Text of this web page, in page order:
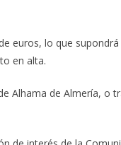
euros, lo que
en alta.
Alhama de Almería, o